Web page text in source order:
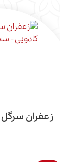
زعفران سرگل 1 مثقال کادویی